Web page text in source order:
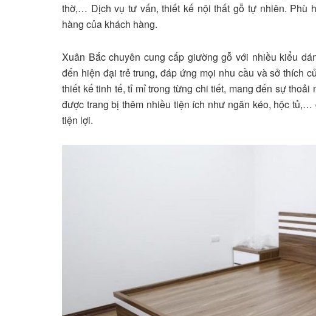
thờ,… Dịch vụ tư vấn, thiết kế nội thất gỗ tự nhiên. Phù
hàng của khách hàng.
Xuân Bắc chuyên cung cấp giường gỗ với nhiều kiểu
đến hiện đại trẻ trung, đáp ứng mọi nhu cầu và sở thích
thiết kế tinh tế, tỉ mỉ trong từng chi tiết, mang đến sự
được trang bị thêm nhiều tiện ích như ngăn kéo, hộc
tiện lợi.